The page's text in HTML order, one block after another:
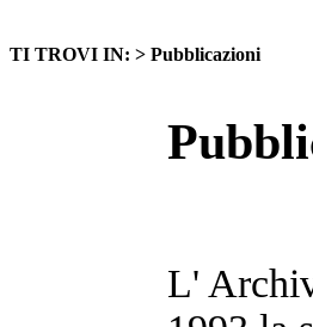
TI TROVI IN: > Pubblicazioni
L'